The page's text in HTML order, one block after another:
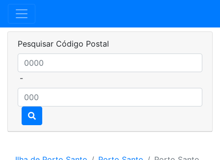
Pesquisar Código Postal
-